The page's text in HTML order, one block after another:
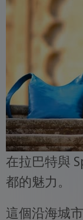
在拉巴特與
都的魅力。
這個沿海城